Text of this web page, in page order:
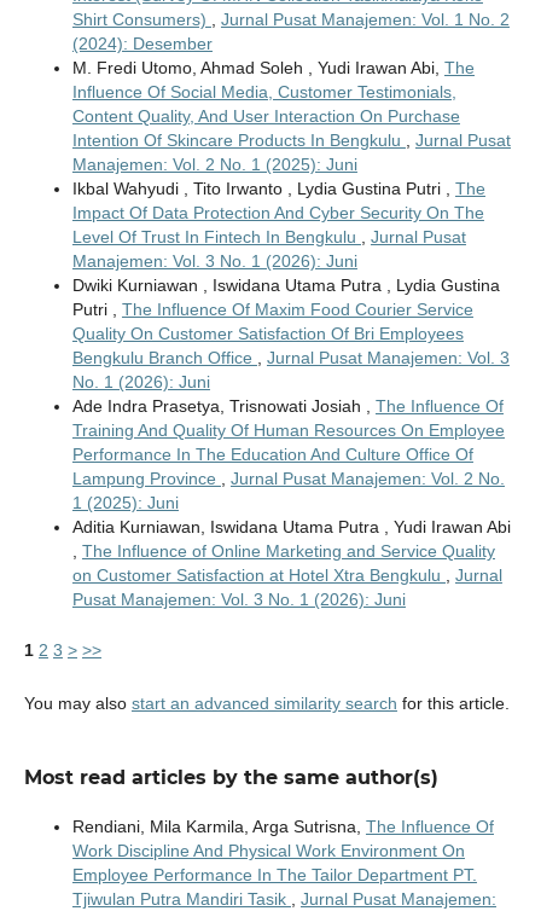
Shirt Consumers) , Jurnal Pusat Manajemen: Vol. 1 No. 2
(2024): Desember
M. Fredi Utomo, Ahmad Soleh , Yudi Irawan Abi, The
Influence Of Social Media, Customer Testimonials,
Content Quality, And User Interaction On Purchase
Intention Of Skincare Products In Bengkulu , Jurnal Pusat
Manajemen: Vol. 2 No. 1 (2025): Juni
Ikbal Wahyudi , Tito Irwanto , Lydia Gustina Putri , The
Impact Of Data Protection And Cyber Security On The
Level Of Trust In Fintech In Bengkulu , Jurnal Pusat
Manajemen: Vol. 3 No. 1 (2026): Juni
Dwiki Kurniawan , Iswidana Utama Putra , Lydia Gustina
Putri , The Influence Of Maxim Food Courier Service
Quality On Customer Satisfaction Of Bri Employees
Bengkulu Branch Office , Jurnal Pusat Manajemen: Vol. 3
No. 1 (2026): Juni
Ade Indra Prasetya, Trisnowati Josiah , The Influence Of
Training And Quality Of Human Resources On Employee
Performance In The Education And Culture Office Of
Lampung Province , Jurnal Pusat Manajemen: Vol. 2 No.
1 (2025): Juni
Aditia Kurniawan, Iswidana Utama Putra , Yudi Irawan Abi
, The Influence of Online Marketing and Service Quality
on Customer Satisfaction at Hotel Xtra Bengkulu , Jurnal
Pusat Manajemen: Vol. 3 No. 1 (2026): Juni
1 2 3 > >>
You may also start an advanced similarity search for this article.
Most read articles by the same author(s)
Rendiani, Mila Karmila, Arga Sutrisna, The Influence Of
Work Discipline And Physical Work Environment On
Employee Performance In The Tailor Department PT.
Tjiwulan Putra Mandiri Tasik , Jurnal Pusat Manajemen: